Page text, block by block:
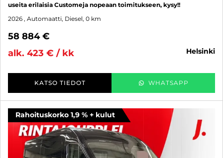
useita erilaisia Customeja nopeaan toimitukseen, kysy!!
2026 , Automaatti, Diesel, 0 km
58 884 €
alk. 423 € / kk
helsinki
KATSO TIEDOT WHATSAPP
Rahoituskorko 1,9 % + kulut